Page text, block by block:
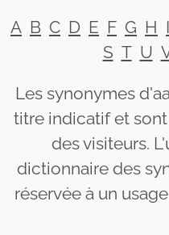
A B C D E F G H I
S T U
Les synonymes
titre indicatif et
des visiteurs.
dictionnaire des
réservée à un